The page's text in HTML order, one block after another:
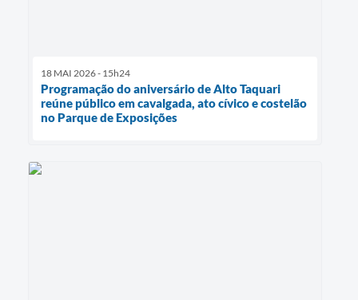
18 MAI 2026 - 15h24
Programação do aniversário de Alto Taquari
reúne público em cavalgada, ato cívico e costelão
no Parque de Exposições